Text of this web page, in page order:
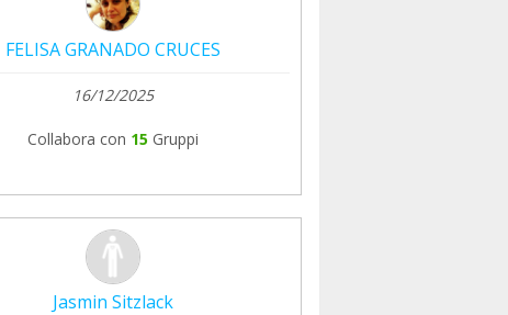
FELISA GRANADO CRUCES
16/12/2025
Collabora con 15 Gruppi
Jasmin Sitzlack